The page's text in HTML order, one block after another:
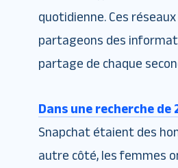
quotidienne. Ces
partageons des
partage de chaque
Dans une recherche de
Snapchat étaient des
autre côté, les femmes